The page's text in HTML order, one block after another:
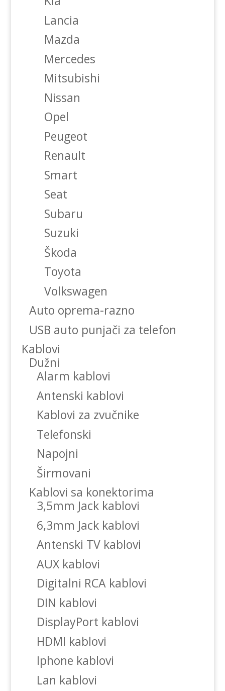
Lancia
Mazda
Mercedes
Mitsubishi
Nissan
Opel
Peugeot
Renault
Smart
Seat
Subaru
Suzuki
Škoda
Toyota
Volkswagen
Auto oprema-razno
USB auto punjači za telefon
Kablovi
Dužni
Alarm kablovi
Antenski kablovi
Kablovi za zvučnike
Telefonski
Napojni
Širmovani
Kablovi sa konektorima
3,5mm Jack kablovi
6,3mm Jack kablovi
Antenski TV kablovi
AUX kablovi
Digitalni RCA kablovi
DIN kablovi
DisplayPort kablovi
HDMI kablovi
Iphone kablovi
Lan kablovi